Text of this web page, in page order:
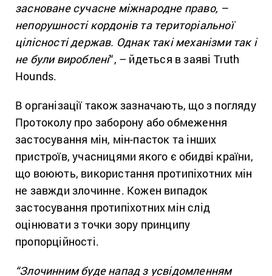
засноване сучасне міжнародне право, –
непорушності кордонів та територіальної
цілісності держав. Однак такі механізми так і
не були вироблені“, – йдеться в заяві Truth
Hounds.
В організації також зазначають, що з погляду
Протоколу про заборону або обмеження
застосування мін, мін-пасток та інших
пристроїв, учасницями якого є обидві країни,
що воюють, використання протипіхотних мін
не завжди злочинне. Кожен випадок
застосування протипіхотних мін слід
оцінювати з точки зору принципу
пропорційності.
“Злочинним буде напад з усвідомленням